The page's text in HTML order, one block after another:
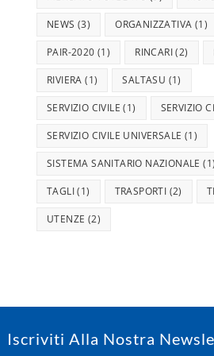
NEWS (3) ORGANIZZATIVA (1)
PAIR-2020 (1) RINCARI(2)
RIVIERA (1) SALTASU (1)
SERVIZIO CIVILE (1) SERVIZIO
SERVIZIO CIVILE UNIVERSALE (1)
SISTEMA SANITARIO NAZIONALE (1)
TAGLI(1) TRASPORTI (2)
UTENZE (2)
Iscriviti Alla Nostra